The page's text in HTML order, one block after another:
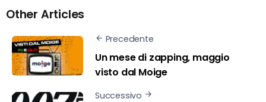
Other Articles
Precedente
Un mese di zapping, maggio
visto dal Moige
Successivo